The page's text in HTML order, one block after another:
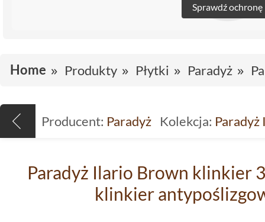
Sprawdź ochronę
Home Produkty Płytki Paradyż
Producent: Paradyż Kolekcja:
Paradyż Ilario Brown klinkier
klinkier